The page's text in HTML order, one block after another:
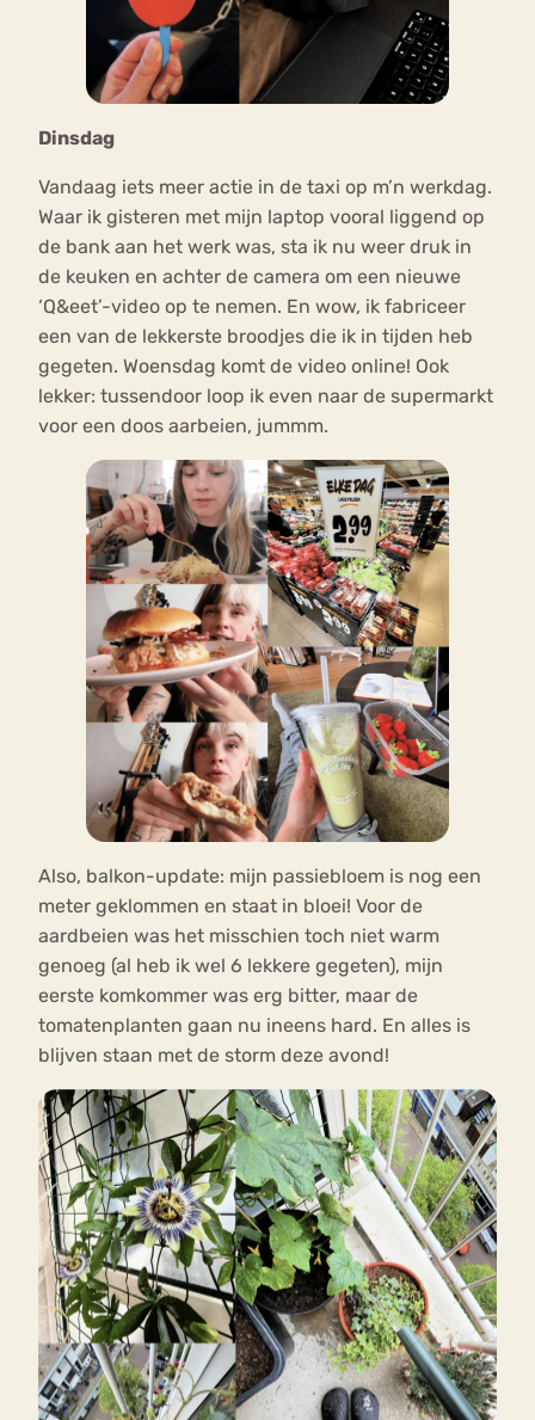
Dinsdag
Vandaag iets meer actie in de taxi op m’n werkdag.
Waar ik gisteren met mijn laptop vooral liggend op
de bank aan het werk was, sta ik nu weer druk in
de keuken en achter de camera om een nieuwe
‘Q&eet’-video op te nemen. En wow, ik fabriceer
een van de lekkerste broodjes die ik in tijden heb
gegeten. Woensdag komt de video online! Ook
lekker: tussendoor loop ik even naar de supermarkt
voor een doos aarbeien, jummm.
Also, balkon-update: mijn passiebloem is nog een
meter geklommen en staat in bloei! Voor de
aardbeien was het misschien toch niet warm
genoeg (al heb ik wel 6 lekkere gegeten), mijn
eerste komkommer was erg bitter, maar de
tomatenplanten gaan nu ineens hard. En alles is
blijven staan met de storm deze avond!